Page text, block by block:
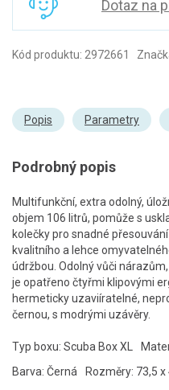
Dotaz na
Kód produktu: 2972661
Popis Parametry
Podrobný popis
Multifunkční, extra odolný,
objem 106 litrů, pomůže s
kolečky pro snadné
kvalitního a lehce
údržbou. Odolný vůči
je opatřeno čtyřmi klipovými
hermeticky uzaviíratelné,
černou, s modrými uzávěry.
Typ boxu: Scuba Box XL
Barva: Černá
Rozměry: 73,5